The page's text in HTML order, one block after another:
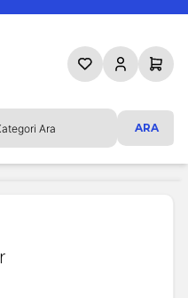
ARA
Favorilerim
HesabımSepetim